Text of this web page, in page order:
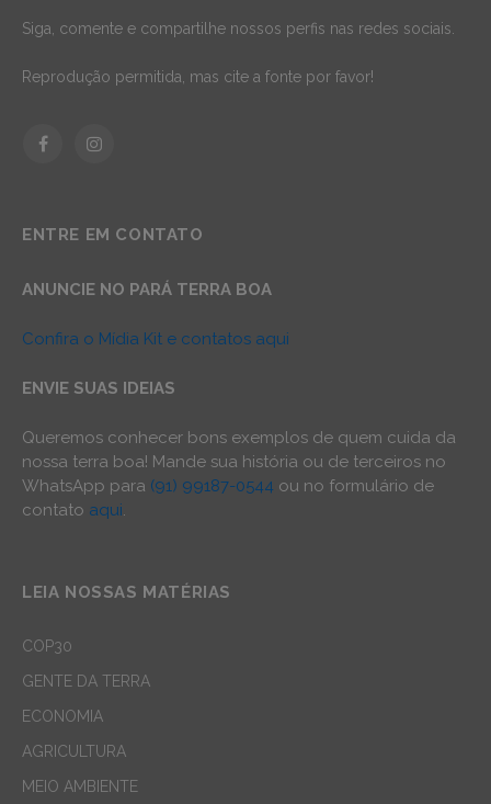
Siga, comente e compartilhe nossos perfis nas redes sociais.
Reprodução permitida, mas cite a fonte por favor!
FacebookInstagram
ENTRE EM CONTATO
ANUNCIE NO PARÁ TERRA BOA
Confira o Mídia Kit e contatos aqui
ENVIE SUAS IDEIAS
Queremos conhecer bons exemplos de quem cuida da
nossa terra boa! Mande sua história ou de terceiros no
WhatsApp para (91) 99187-0544 ou no formulário de
contato aqui.
LEIA NOSSAS MATÉRIAS
COP30
GENTE DA TERRA
ECONOMIA
AGRICULTURA
MEIO AMBIENTE